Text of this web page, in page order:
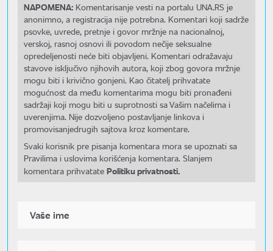
NAPOMENA: Komentarisanje vesti na portalu UNA.RS je
anonimno, a registracija nije potrebna. Komentari koji sadrže
psovke, uvrede, pretnje i govor mržnje na nacionalnoj,
verskoj, rasnoj osnovi ili povodom nečije seksualne
opredeljenosti neće biti objavljeni. Komentari odražavaju
stavove isključivo njihovih autora, koji zbog govora mržnje
mogu biti i krivično gonjeni. Kao čitatelj prihvatate
mogućnost da među komentarima mogu biti pronađeni
sadržaji koji mogu biti u suprotnosti sa Vašim načelima i
uverenjima. Nije dozvoljeno postavljanje linkova i
promovisanjedrugih sajtova kroz komentare.
Svaki korisnik pre pisanja komentara mora se upoznati sa
Pravilima i uslovima korišćenja komentara. Slanjem
komentara prihvatate Politiku privatnosti.